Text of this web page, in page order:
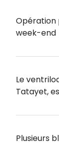
Opération
week-end
Le
Tatayet,
Plusieurs